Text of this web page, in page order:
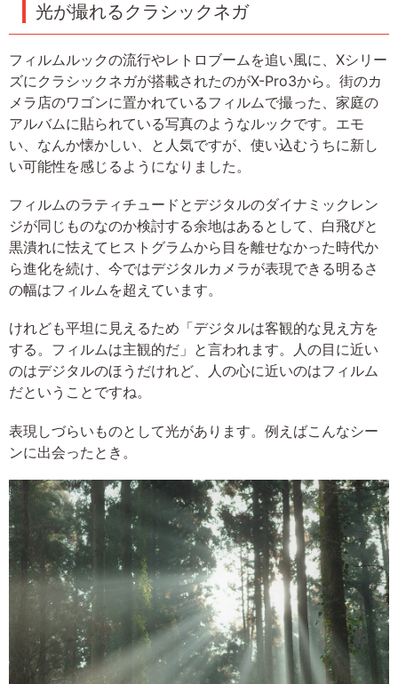
光が撮れるクラシックネガ
フィルムルックの流行やレトロブームを追い風に、Xシリー
ズにクラシックネガが搭載されたのがX-Pro3から。街のカ
メラ店のワゴンに置かれているフィルムで撮った、家庭の
アルバムに貼られている写真のようなルックです。エモ
い、なんか懐かしい、と人気ですが、使い込むうちに新し
い可能性を感じるようになりました。
フィルムのラティチュードとデジタルのダイナミックレン
ジが同じものなのか検討する余地はあるとして、白飛びと
黒潰れに怯えてヒストグラムから目を離せなかった時代か
ら進化を続け、今ではデジタルカメラが表現できる明るさ
の幅はフィルムを超えています。
けれども平坦に見えるため「デジタルは客観的な見え方を
する。フィルムは主観的だ」と言われます。人の目に近い
のはデジタルのほうだけれど、人の心に近いのはフィルム
だということですね。
表現しづらいものとして光があります。例えばこんなシー
ンに出会ったとき。